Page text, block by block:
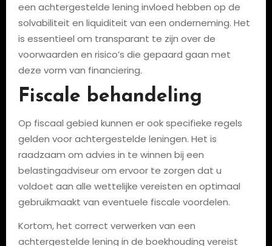
een achtergestelde lening invloed hebben op de
solvabiliteit en liquiditeit van een onderneming. Het
is essentieel om transparant te zijn over de
voorwaarden en risico’s die gepaard gaan met
deze vorm van financiering.
Fiscale behandeling
Op fiscaal gebied kunnen er ook specifieke regels
gelden voor achtergestelde leningen. Het is
raadzaam om advies in te winnen bij een
belastingadviseur om ervoor te zorgen dat u
voldoet aan alle wettelijke vereisten en optimaal
gebruikmaakt van eventuele fiscale voordelen.
Kortom, het correct verwerken van een
achtergestelde lening in de boekhouding vereist